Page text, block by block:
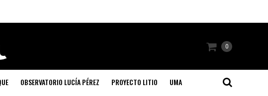
0
OBSERVATORIO LUCÍA PÉREZ PROYECTO LITIO UMA